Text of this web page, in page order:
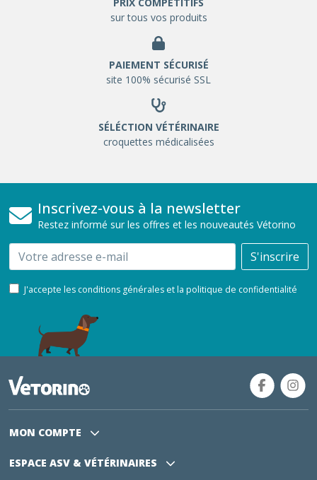
sur tous vos produits
PAIEMENT SÉCURISÉ
site 100% sécurisé SSL
SÉLÉCTION VÉTÉRINAIRE
croquettes médicalisées
Inscrivez-vous à la newsletter
Restez informé sur les offres et les nouveautés Vétorino
Email S'inscrire
J'accepte les conditions générales et la politique de confidentialité
MON COMPTE
ESPACE ASV & VÉTÉRINAIRES